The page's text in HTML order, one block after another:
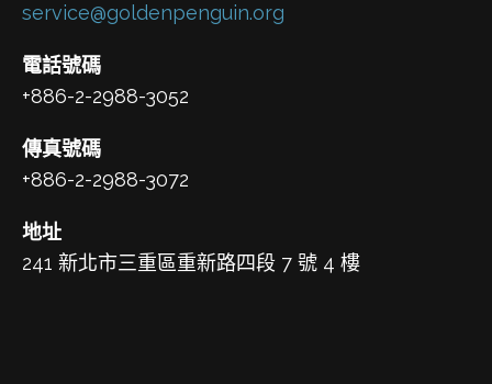
service@goldenpenguin.org
電話號碼
+886-2-2988-3052
傳真號碼
+886-2-2988-3072
地址
241 新北市三重區重新路四段 7 號 4 樓